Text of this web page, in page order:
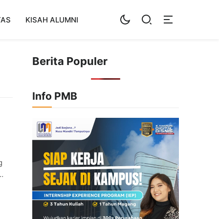
KISAH ALUMNI
Berita Populer
Info PMB